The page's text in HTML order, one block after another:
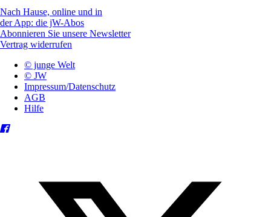
Nach Hause, online und in
der App: die jW-Abos
Abonnieren Sie unsere Newsletter
Vertrag widerrufen
© junge Welt
© JW
Impressum/Datenschutz
AGB
Hilfe